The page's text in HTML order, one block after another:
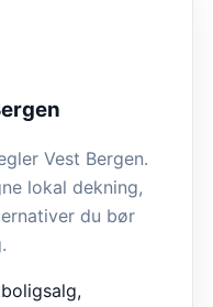
Vest Bergen.
lokal dekning,
du bør